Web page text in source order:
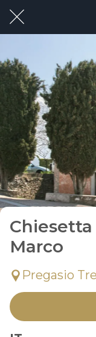
Chiesetta
Marco
Pregasio